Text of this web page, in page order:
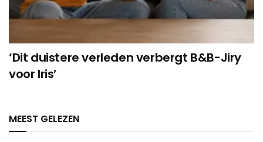
‘Dit duistere verleden verbergt B&B-Jiry
voor Iris’
MEEST GELEZEN